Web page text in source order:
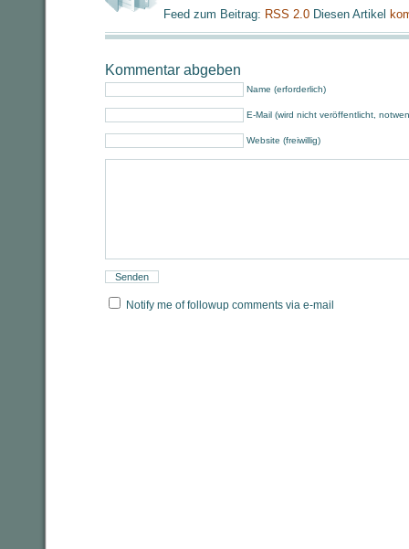
Feed zum Beitrag: RSS 2.0 Diesen Artikel
Kommentar abgeben
Name (erforderlich)
E-Mail (wird nicht veröffentlicht,
Website (freiwillig)
Notify me of followup comments via e-mail